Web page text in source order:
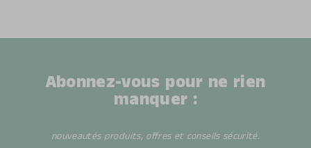
Abonnez-vous pour ne rien
manquer :
nouveautés produits, offres et conseils sécurité.